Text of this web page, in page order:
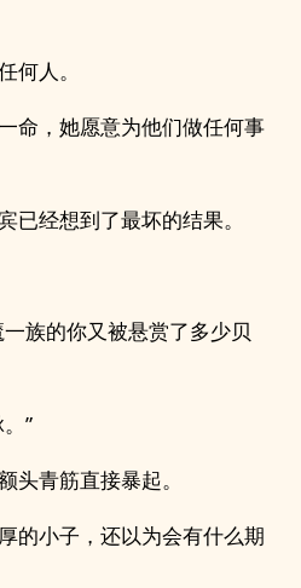
何人。
命，她愿意为他们做任何事
已经想到了最坏的结果。
族的你又被悬赏了多少贝
”
头青筋直接暴起。
的小子，还以为会有什么期